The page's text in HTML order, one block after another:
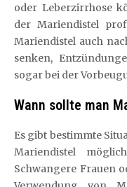
oder Leberzirrhose
der Mariendistel
Mariendistel auch
senken,
sogar bei der
Wann sollte man
Es gibt bestimmte
Mariendistel
Schwangere Frauen